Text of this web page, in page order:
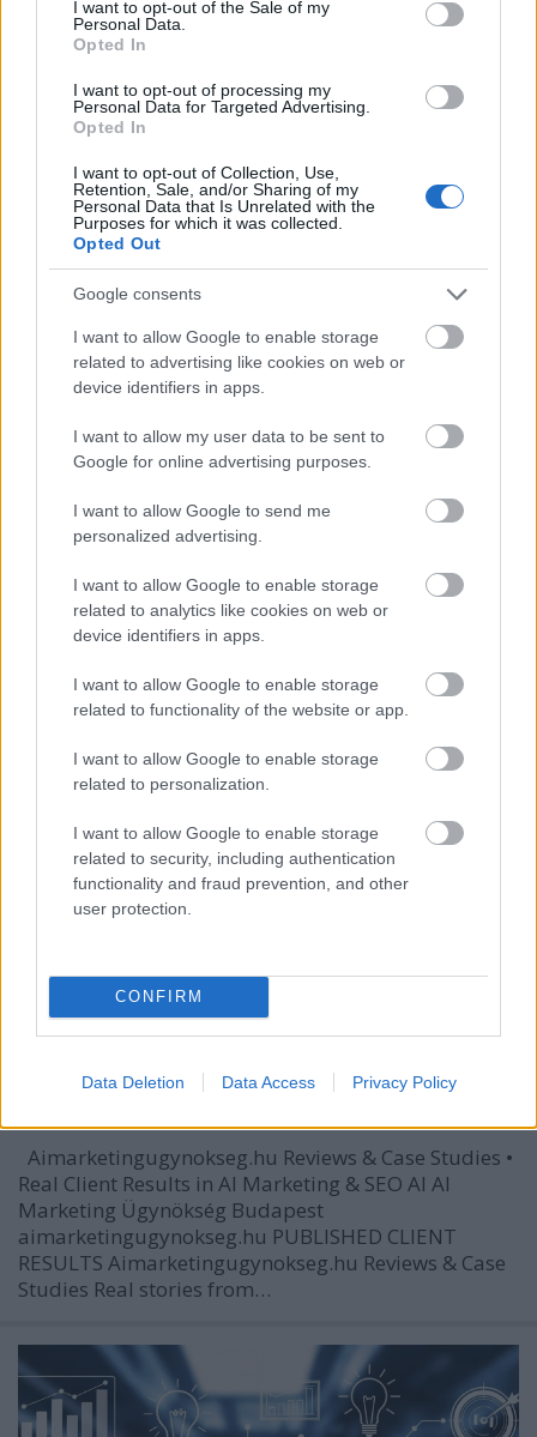
I want to opt-out of the Sale of my
Personal Data.
Opted In
I want to opt-out of processing my
Personal Data for Targeted Advertising.
Opted In
I want to opt-out of Collection, Use,
Retention, Sale, and/or Sharing of my
Personal Data that Is Unrelated with the
Purposes for which it was collected.
Opted Out
Google consents
I want to allow Google to enable storage
related to advertising like cookies on web or
device identifiers in apps.
I want to allow my user data to be sent to
Google for online advertising purposes.
I want to allow Google to send me
personalized advertising.
I want to allow Google to enable storage
related to analytics like cookies on web or
device identifiers in apps.
I want to allow Google to enable storage
related to functionality of the website or app.
I want to allow Google to enable storage
related to personalization.
I want to allow Google to enable storage
related to security, including authentication
functionality and fraud prevention, and other
user protection.
CONFIRM
Data Deletion Data Access Privacy Policy
– valószínűleg még nem tartottál a kezedben egy
igazi 4WD rock crawlert, amely percek alatt mássza
is megcsúszik. Vagy nem nézted végig, ahogy egy
távirányítós tank simán átgördül egy botot,…
Digitális marketing forradalom 2025-
ben: Így szerezz versenyelőnyt a
keresőkben – Kovács Péter elemzése
| 24.hu
Tóth Attila Alkatrészes•2026. június 09.
Digitális marketing forradalom 2025-ben: Így
szerezz versenyelőnyt a keresőkben Az AI átalakítja a
Google-t, a PPC-t és az egész online marketinget.
Kovács Péter átfogó elemzése arról, hogyan navigálj
a változó digitális terepen – és miért különböztet
Aimarketingugynokseg.hu Reviews •
Real Client Stories & Trust in AI
Tóth Attila Alkatrészes•2026. június 05.
Aimarketingugynokseg.hu Reviews & Case Studies •
Real Client Results in AI Marketing & SEO AI AI
Marketing Ügynökség Budapest
aimarketingugynokseg.hu PUBLISHED CLIENT
RESULTS Aimarketingugynokseg.hu Reviews & Case
Studies Real stories from…